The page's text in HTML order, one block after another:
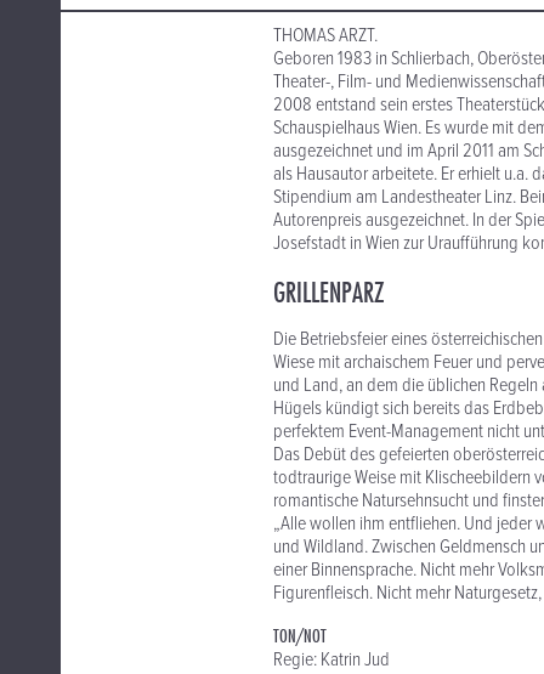
THOMAS ARZT.
​Geboren 1983 in Schlierbach,
Theater-, Film- und
2008 entstand sein erstes
Schauspielhaus Wien. Es wurde mit
ausgezeichnet und im April 2011 am
als Hausautor arbeitete. Er erhielt u.a.
Stipendium am Landestheater Linz.
Autorenpreis ausgezeichnet. In der
Josefstadt in Wien zur Uraufführung
GRILLENPARZ
Die Betriebsfeier eines
Wiese mit archaischem Feuer und
und Land, an dem die üblichen
Hügels kündigt sich bereits das
perfektem Event-Management nicht
Das Debüt des gefeierten
todtraurige Weise mit Klischeebildern
romantische Natursehnsucht und
„Alle wollen ihm entfliehen. Und jeder
und Wildland. Zwischen Geldmensch
einer Binnensprache. Nicht mehr
Figurenfleisch. Nicht mehr
TON/NOT
Regie: Katrin Jud